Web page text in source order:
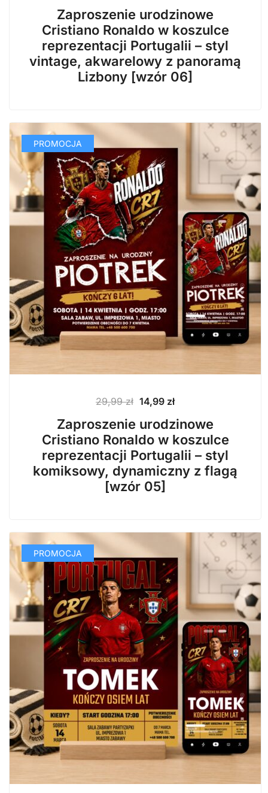
wynosiła:
29,99 zł.
cena
wynosi:
14,99 zł.
Zaproszenie urodzinowe
Cristiano Ronaldo w koszulce
reprezentacji Portugalii – styl
vintage, akwarelowy z panoramą
Lizbony [wzór 06]
PROMOCJA
29,99zł Pierwotna
wynosiła:
29,99 zł.
14,99 złAktualna
cena
wynosi:
14,99 zł.
Zaproszenie urodzinowe
Cristiano Ronaldo w koszulce
reprezentacji Portugalii – styl
komiksowy, dynamiczny z flagą
[wzór 05]
PROMOCJA